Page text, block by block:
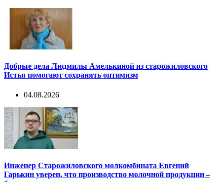
Добрые дела Людмилы Амелькиной из старожиловского
Истья помогают сохранять оптимизм
04.08.2026
Инженер Старожиловского молкомбината Евгений
Гарькин уверен, что производство молочной продукции –